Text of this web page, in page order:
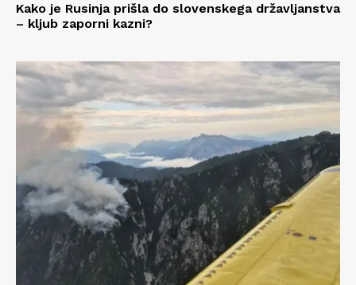
Kako je Rusinja prišla do slovenskega državljanstva
– kljub zaporni kazni?